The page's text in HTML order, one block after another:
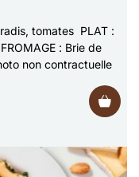
tomates PLAT :
: Brie de
non contractuelle